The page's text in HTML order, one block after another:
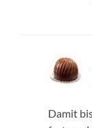
Damit